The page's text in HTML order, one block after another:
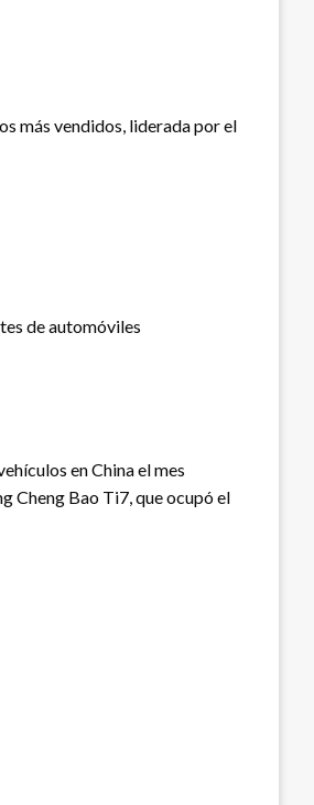
más vendidos, liderada por el
de automóviles
en China el mes
Cheng Bao Ti7, que ocupó el